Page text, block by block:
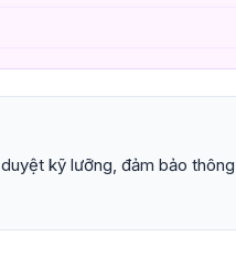
kỹ lưỡng, đảm bảo